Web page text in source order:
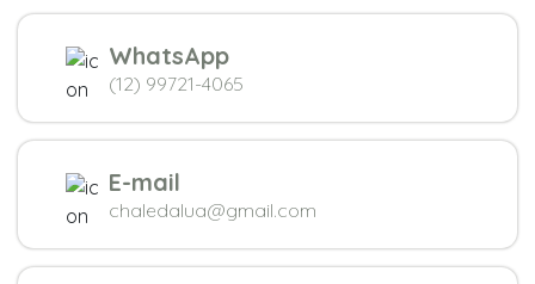
WhatsApp
(12) 99721-4065
E-mail
chaledalua@gmail.com